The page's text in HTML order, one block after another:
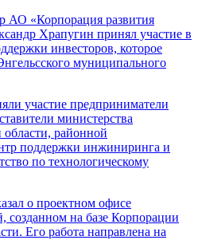
АО «Корпорация развития
Храпугин принял участие в
инвесторов, которое
муниципального
участие предприниматели
министерства
районной
поддержки инжиниринга и
по технологическому
о проектном офисе
на базе Корпорации
Его работа направлена на